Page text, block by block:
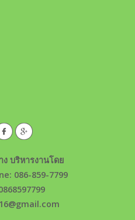
ง บริหารงานโดย
086-859-7799